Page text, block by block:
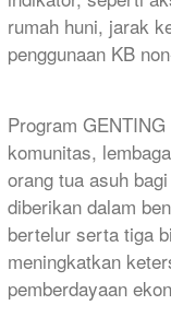
rumah huni, jarak
penggunaan KB
Program
komunitas,
orang tua asuh
diberikan dalam
bertelur serta tiga
meningkatkan
pemberdayaan